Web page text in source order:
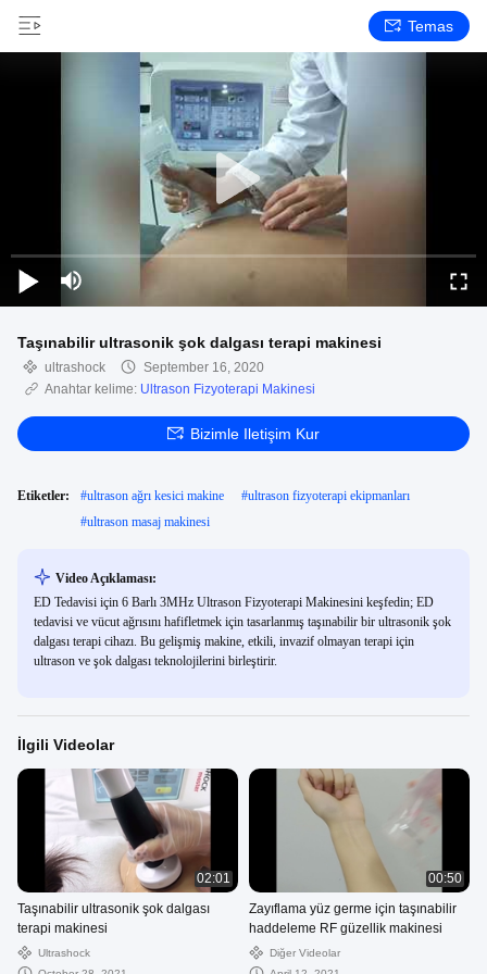
Temas
Taşınabilir ultrasonik şok dalgası terapi makinesi
ultrashock
September 16, 2020
Anahtar kelime: Ultrason Fizyoterapi Makinesi
Bizimle Iletişim Kur
Etiketler: #ultrason ağrı kesici makine #ultrason fizyoterapi ekipmanları
#ultrason masaj makinesi
Video Açıklaması:
ED Tedavisi için 6 Barlı 3MHz Ultrason Fizyoterapi Makinesini keşfedin; ED
tedavisi ve vücut ağrısını hafifletmek için tasarlanmış taşınabilir bir ultrasonik şok
dalgası terapi cihazı. Bu gelişmiş makine, etkili, invazif olmayan terapi için
ultrason ve şok dalgası teknolojilerini birleştirir.
İlgili Videolar
02:01
Taşınabilir ultrasonik şok dalgası
terapi makinesi
Ultrashock
00:50
Zayıflama yüz germe için taşınabilir
haddeleme RF güzellik makinesi
Diğer Videolar